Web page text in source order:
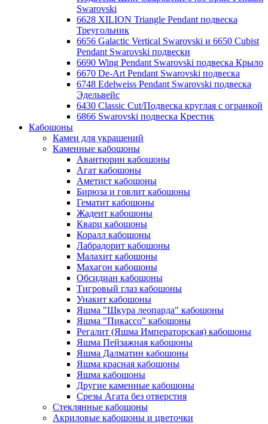
Swarovski
6628 XILION Triangle Pendant подвеска
Треугольник
6656 Galactic Vertical Swarovski и 6650 Cubist
Pendant Swarovski подвески
6690 Wing Pendant Swarovski подвеска Крыло
6670 De-Art Pendant Swarovski подвеска
6748 Edelweiss Pendant Swarovski подвеска
Эдельвейс
6430 Classic Cut/Подвеска круглая с огранкой
6866 Swarovski подвеска Крестик
Кабошоны
Камеи для украшений
Каменные кабошоны
Авантюрин кабошоны
Агат кабошоны
Аметист кабошоны
Бирюза и говлит кабошоны
Гематит кабошоны
Жадеит кабошоны
Кварц кабошоны
Коралл кабошоны
Лабрадорит кабошоны
Малахит кабошоны
Махагон кабошоны
Обсидиан кабошоны
Тигровый глаз кабошоны
Унакит кабошоны
Яшма "Шкура леопарда" кабошоны
Яшма "Пикассо" кабошоны
Регалит (Яшма Императорская) кабошоны
Яшма Пейзажная кабошоны
Яшма Далматин кабошоны
Яшма красная кабошоны
Яшма кабошоны
Другие каменные кабошоны
Срезы Агата без отверстия
Стеклянные кабошоны
Акриловые кабошоны и цветочки